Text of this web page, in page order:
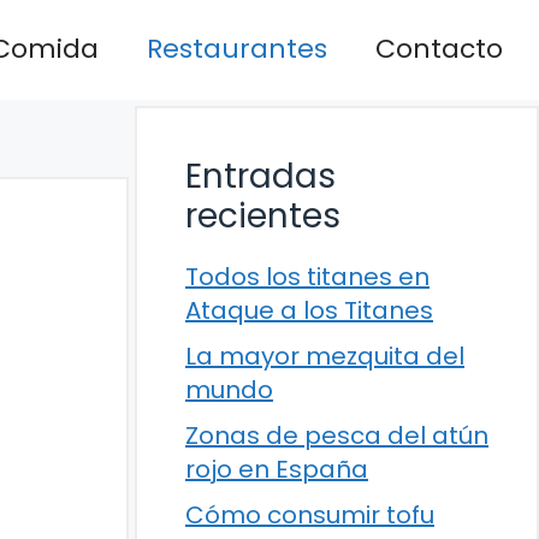
Restaurantes Contacto
Entradas
recientes
Todos los titanes en
Ataque a los Titanes
La mayor mezquita del
mundo
Zonas de pesca del atún
rojo en España
Cómo consumir tofu